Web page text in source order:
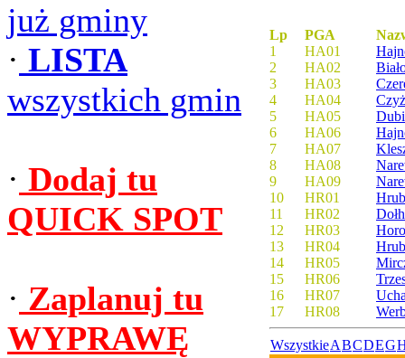
już gminy
· LISTA
wszystkich gmin
· Dodaj tu
QUICK SPOT
· Zaplanuj tu
WYPRAWĘ
Lp PGA
1
HA01
2
HA02
3
HA03
4
HA04
5
HA05
6
HA06
7
HA07
8
HA08
9
HA09
10
HR01
11
HR02
12
HR03
13
HR04
14
HR05
15
HR06
16
HR07
17
HR08
WszystkieABCDEG